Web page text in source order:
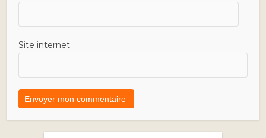
Site internet